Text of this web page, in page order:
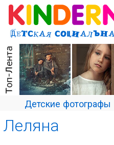
Детские фотографы
Леляна